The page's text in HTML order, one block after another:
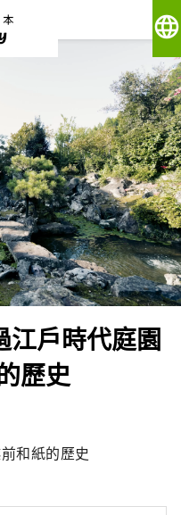
language
江戶時代庭園
歷史
和紙的歷史